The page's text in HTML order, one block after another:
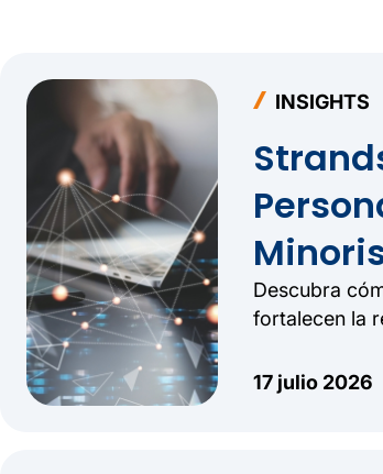
INSIGHTS
Descubra
fortalecen la
17 julio 2026